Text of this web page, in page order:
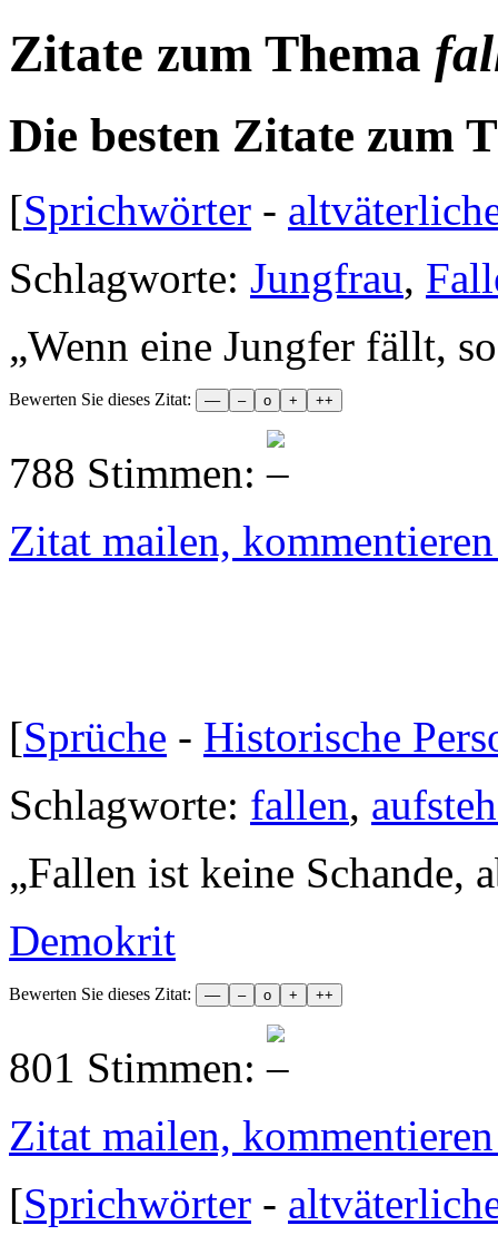
Zitate zum Thema
Die besten Zitate zum
[Sprichwörter -
Schlagworte: Jungfrau,
„Wenn eine Jungfer fällt,
Bewerten Sie dieses Zitat:
788 Stimmen:
Zitat mailen,
[Sprüche - Historische
Schlagworte: fallen,
„Fallen ist keine Schande,
Demokrit
Bewerten Sie dieses Zitat:
801 Stimmen:
Zitat mailen,
[Sprichwörter -